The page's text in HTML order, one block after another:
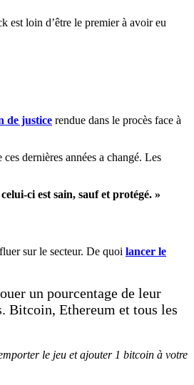
est loin d’être le premier à avoir eu
de justice rendue dans le procès face à
dernières années a changé. Les
ci est sain, sauf et protégé. »
sur le secteur. De quoi lancer le
un pourcentage de leur
Bitcoin, Ethereum et tous les
le jeu et ajouter 1 bitcoin à votre